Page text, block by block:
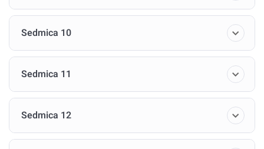
Sedmica 10
Sedmica 11
Sedmica 12